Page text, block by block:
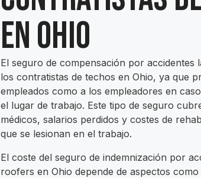
en Ohio
El seguro de compensación por accidentes
los contratistas de techos en Ohio, ya que
empleados como a los empleadores en
el lugar de trabajo. Este tipo de seguro
médicos, salarios perdidos y costes de
que se lesionan en el trabajo.
El coste del seguro de indemnización por
roofers en Ohio depende de aspectos